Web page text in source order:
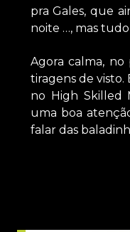
pra Gales, que
noite …, mas
Agora calma,
tiragens de
no High Skilled
uma boa
falar das